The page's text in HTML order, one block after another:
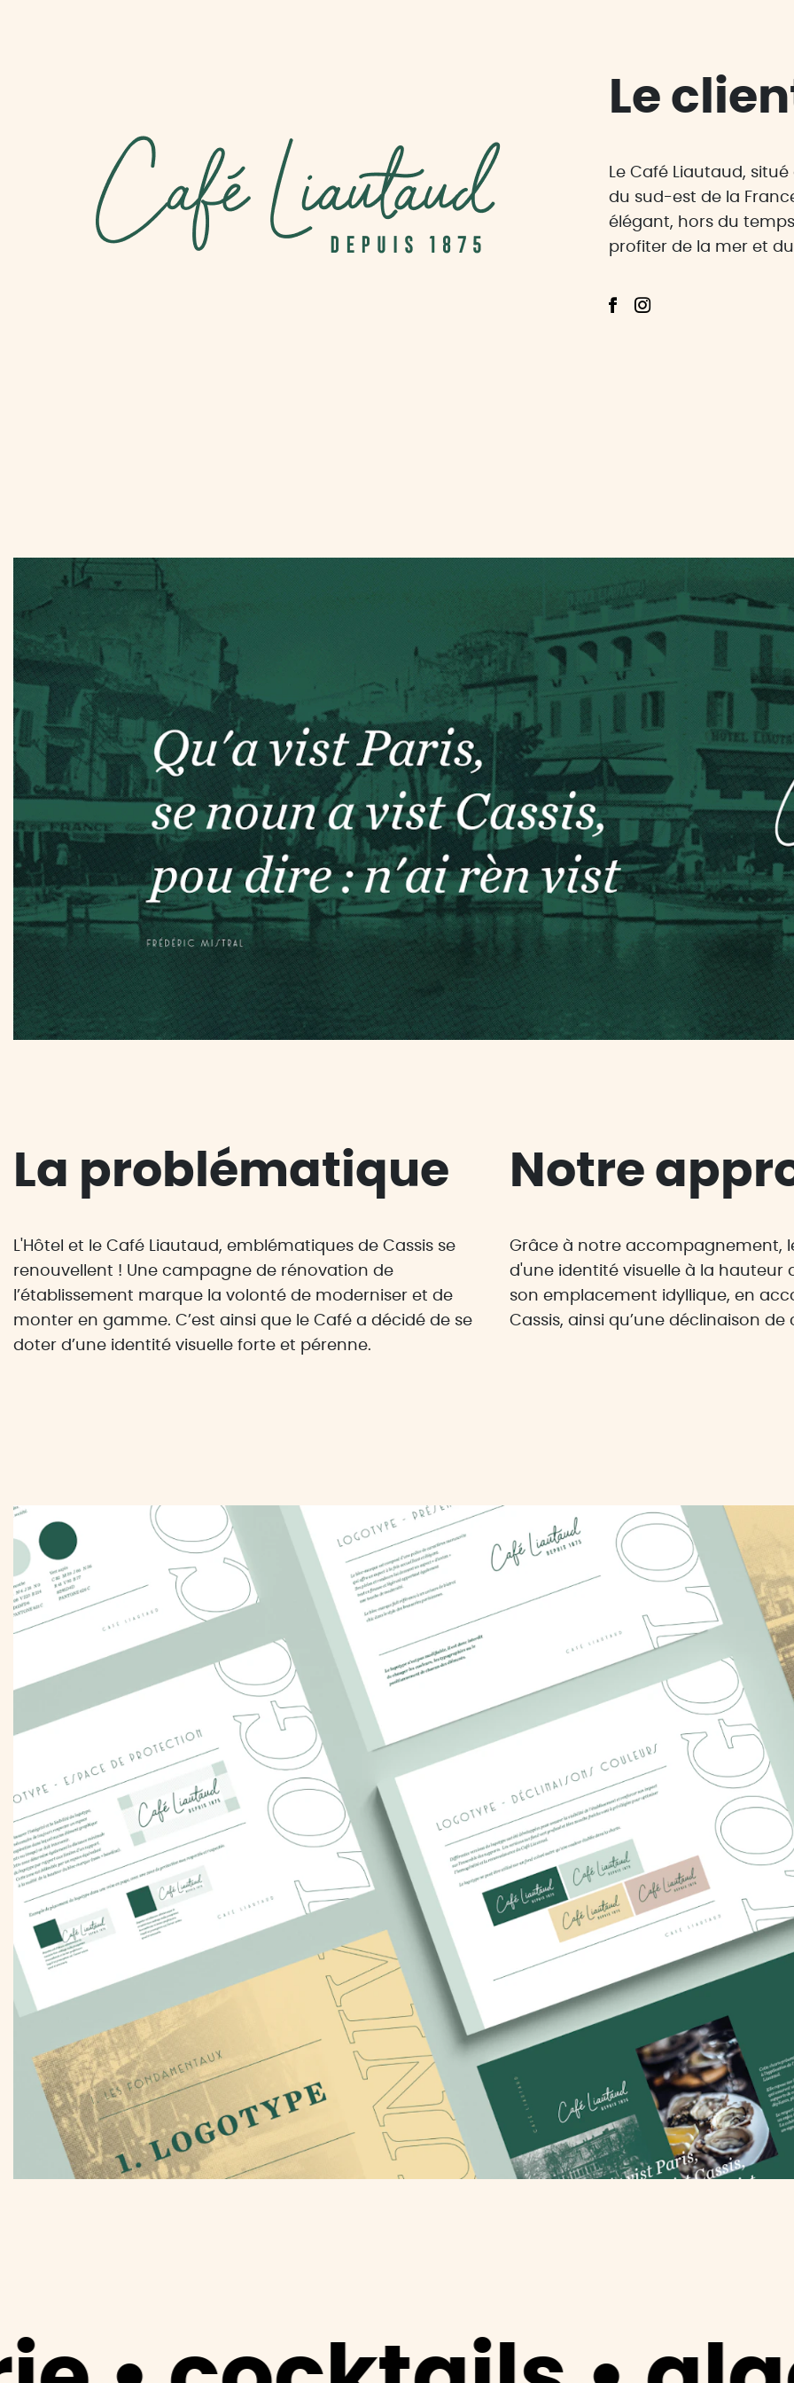
Le
Le Café Liautaud,
du sud-est de la
élégant, hors du
profiter de la mer et
La problématique
L'Hôtel et le Café Liautaud, emblématiques de Cassis se
renouvellent ! Une campagne de rénovation de
l’établissement marque la volonté de moderniser et de
monter en gamme. C’est ainsi que le Café a décidé de se
doter d’une identité visuelle forte et pérenne.
Notre
Grâce à notre accompagnement,
d'une identité visuelle à la hauteur
son emplacement idyllique, en
Cassis, ainsi qu’une déclinaison